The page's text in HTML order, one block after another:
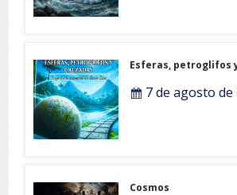
Esferas, petroglifos
7 de agosto de
Cosmos